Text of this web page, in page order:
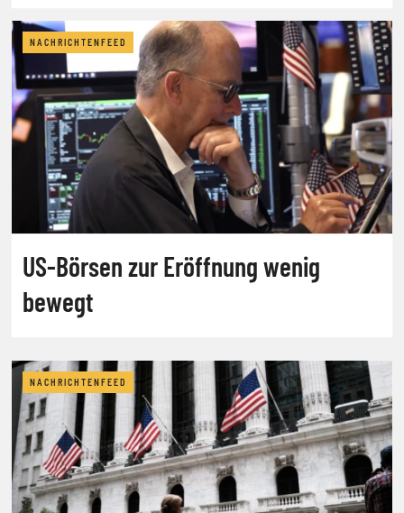
NACHRICHTENFEED
US-Börsen zur Eröffnung wenig
bewegt
NACHRICHTENFEED